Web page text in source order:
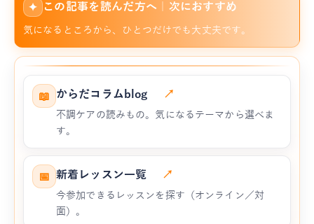
✦ この記事を読んだ方へ｜次におすすめ
気になるところから、ひとつだけでも大丈夫です。
📖 からだコラムblog ↗
不調ケアの読みもの。気になるテーマから選べま
す。
📅 新着レッスン一覧 ↗
今参加できるレッスンを探す（オンライン／対
面）。